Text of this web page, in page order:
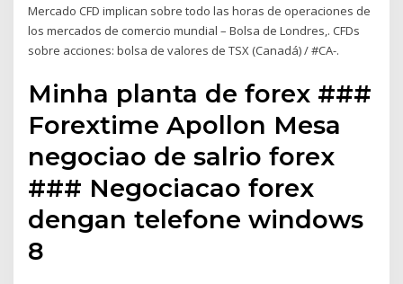
Mercado CFD implican sobre todo las horas de operaciones de
los mercados de comercio mundial – Bolsa de Londres,. CFDs
sobre acciones: bolsa de valores de TSX (Canadá) / #CA-.
Minha planta de forex ###
Forextime Apollon Mesa
negociao de salrio forex
### Negociacao forex
dengan telefone windows
8